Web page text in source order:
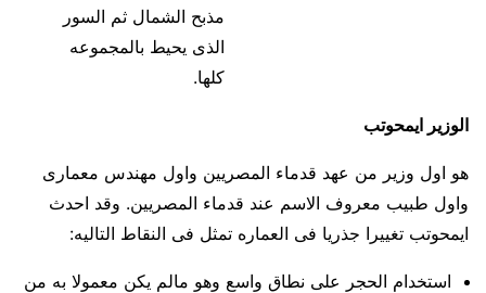
مذبح الشمال ثم السور
الذى يحيط بالمجموعه
كلها.
الوزير ايمحوتب
هو اول وزير من عهد قدماء المصريين واول مهندس معمارى
واول طبيب معروف الاسم عند قدماء المصريين. وقد احدث
ايمحوتب تغييرا جذريا فى العماره تمثل فى النقاط التاليه:
استخدام الحجر على نطاق واسع وهو مالم يكن معمولا به من